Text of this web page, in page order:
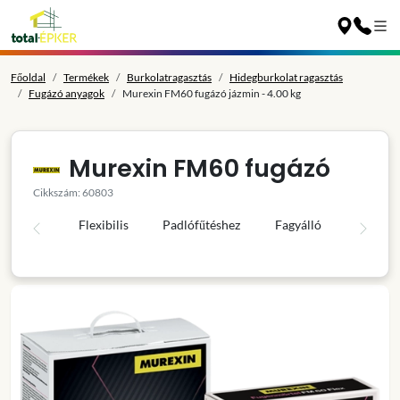
Főoldal Termékek Burkolatragasztás
Hidegburkolat ragasztás
Fugázó anyagok
Murexin FM60 fugázó jázmin - 4.00 kg
Murexin FM60 fugázó
Cikkszám: 60803
Flexibilis Padlófűtéshez Fagyálló